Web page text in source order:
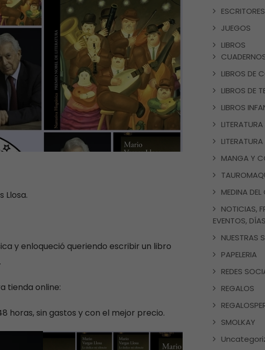
Llosa.
y enloqueció queriendo escribir un libro
tienda online:
horas, sin gastos y con el mejor precio.
JUEGOS
LIBROS
LIBROS DE
LIBROS DE
LIBROS
MANGA Y
MEDINA
NOTICIAS,
EVENTOS,
NUESTRAS
PAPELERIA
REDES
REGALOS
SMOLKAY